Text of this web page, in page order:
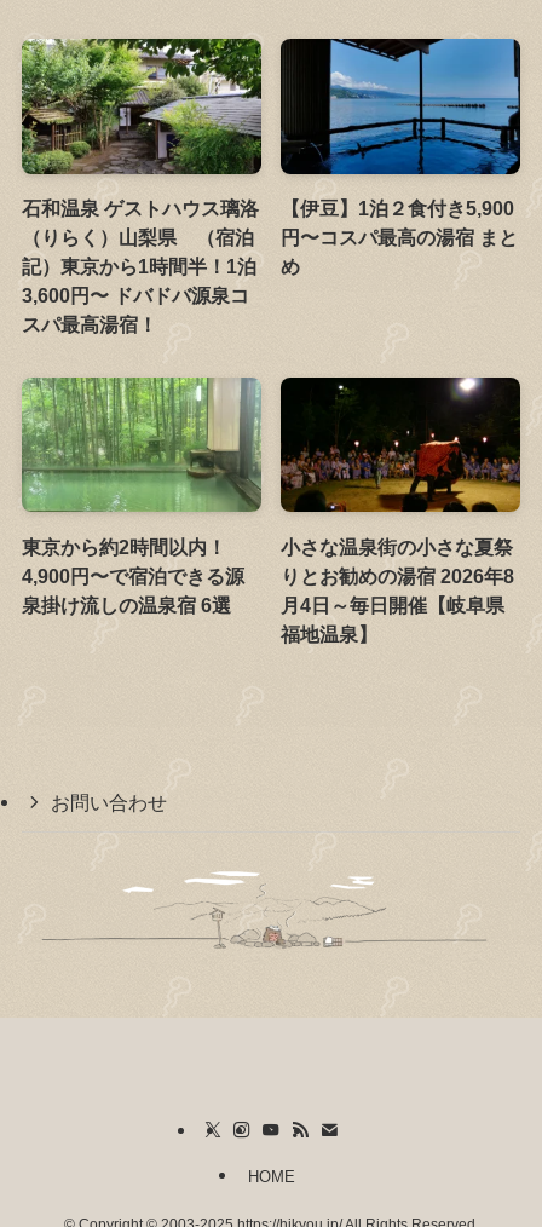
石和温泉 ゲストハウス璃洛
（りらく）山梨県 （宿泊
記）東京から1時間半！1泊
3,600円〜 ドバドバ源泉コ
スパ最高湯宿！
【伊豆】1泊２食付き5,900
円〜コスパ最高の湯宿 まと
め
東京から約2時間以内！
4,900円〜で宿泊できる源
泉掛け流しの温泉宿 6選
小さな温泉街の小さな夏祭
りとお勧めの湯宿 2026年8
月4日～毎日開催【岐阜県
福地温泉】
お問い合わせ
HOME